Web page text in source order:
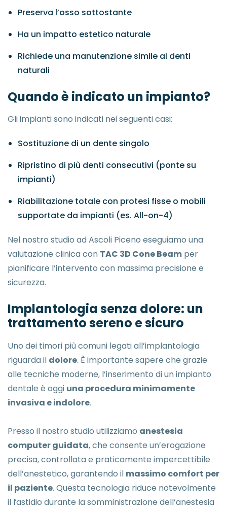
Preserva l’osso sottostante
Ha un impatto estetico naturale
Richiede una manutenzione simile ai denti
naturali
Quando è indicato un impianto?
Gli impianti sono indicati nei seguenti casi:
Sostituzione di un dente singolo
Ripristino di più denti consecutivi (ponte su
impianti)
Riabilitazione totale con protesi fisse o mobili
supportate da impianti (es. All-on-4)
Nel nostro studio ad Ascoli Piceno eseguiamo una
valutazione clinica con TAC 3D Cone Beam per
pianificare l’intervento con massima precisione e
sicurezza.
Implantologia senza dolore: un
trattamento sereno e sicuro
Uno dei timori più comuni legati all’implantologia
riguarda il dolore. È importante sapere che grazie
alle tecniche moderne, l’inserimento di un impianto
dentale è oggi una procedura minimamente
invasiva e indolore.
Presso il nostro studio utilizziamo anestesia
computer guidata, che consente un’erogazione
precisa, controllata e praticamente impercettibile
dell’anestetico, garantendo il massimo comfort per
il paziente. Questa tecnologia riduce notevolmente
il fastidio durante la somministrazione dell’anestesia